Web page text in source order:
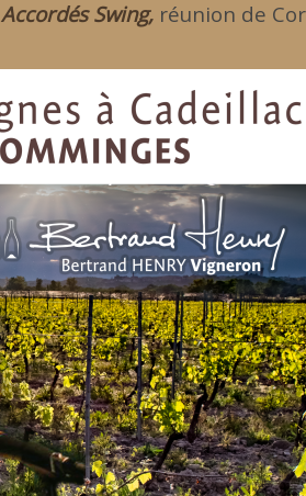
Accordés Swing,réunion de